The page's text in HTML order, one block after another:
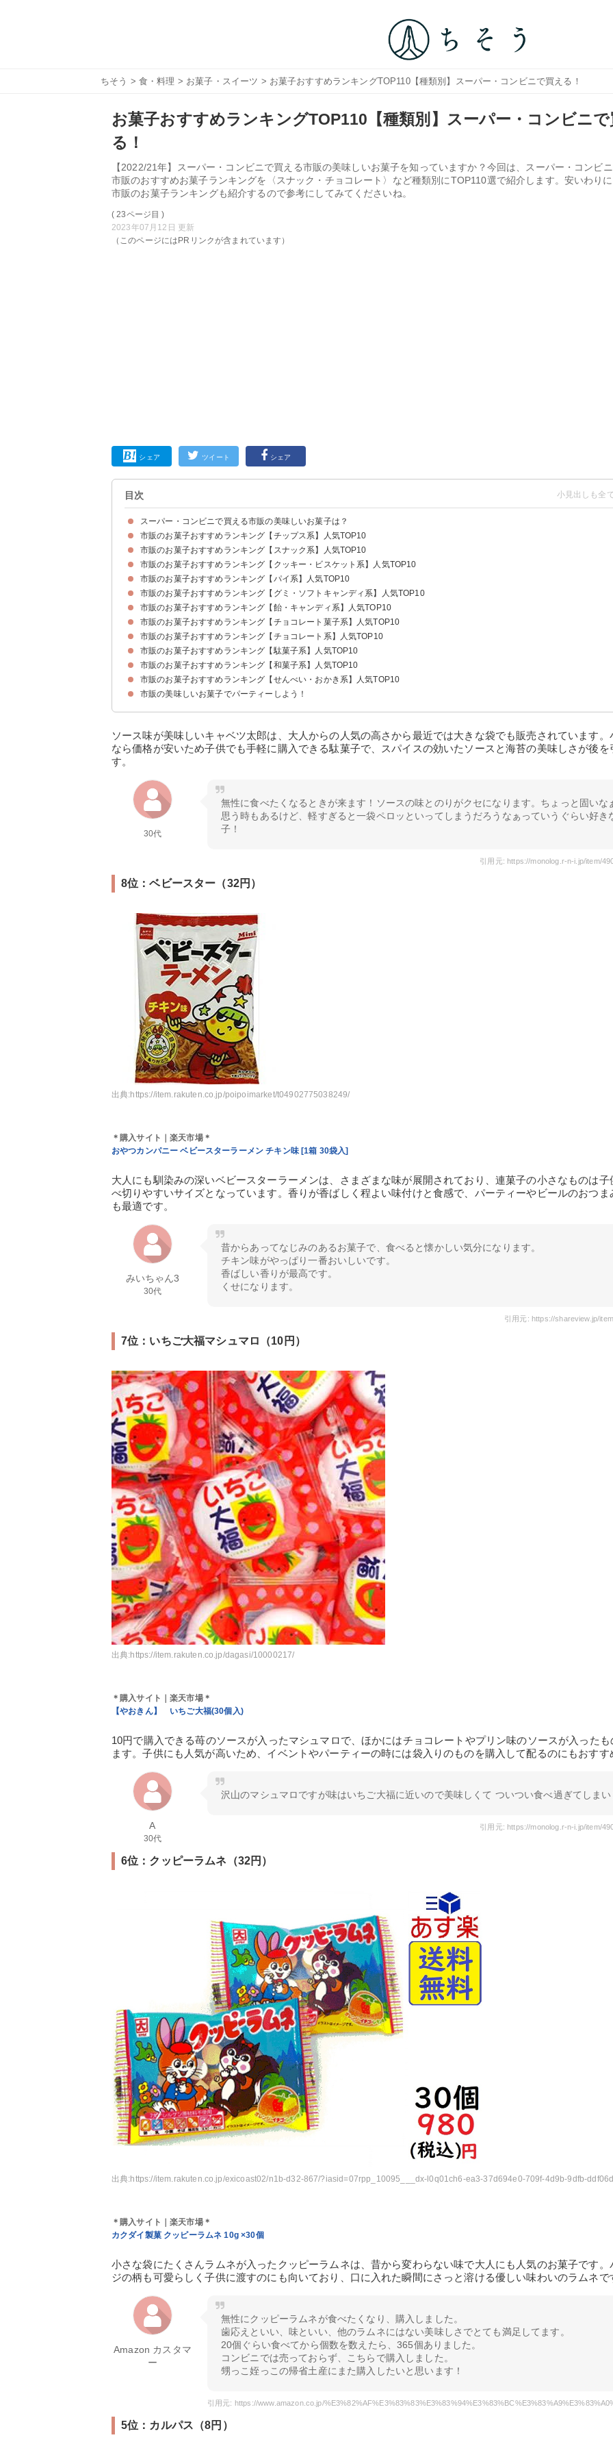
ちそう > 食・料理 > お菓子・スイーツ > お菓子おすすめランキングTOP110【種類別】スーパー・コンビニで買える！
お菓子おすすめランキングTOP110【種類別】スーパー・コンビニで
る！
【2022/21年】スーパー・コンビニで買える市販の美味しいお菓子を知っていますか？今回は、スーパー・コンビ
市販のおすすめお菓子ランキングを〈スナック・チョコレート〉など種類別にTOP110選で紹介します。安いわり
市販のお菓子ランキングも紹介するので参考にしてみてくださいね。
( 23ページ目 )
2023年07月12日 更新
（このページにはPRリンクが含まれています）
シェア ツイート シェア
目次
スーパー・コンビニで買える市販の美味しいお菓子は？
市販のお菓子おすすめランキング【チップス系】人気TOP10
10位：じゃがいも心地（131円）
9位：ポテトチップスのり塩（131円）
8位：ポテトチップスクリスプ（95円）
7位：ハンターポテトチップス（429円）
6位：すっぱムーチョ（129円）
5位：ピザポテト（134円）
4位：チップスター（213円）
3位：堅あげポテトうすしお味（126円）
2位：プリングルス（259円）
1位：ポテトチップスコンソメパンチ（108円）
市販のお菓子おすすめランキング【スナック系】人気TOP10
10位：おさつどきっ（105円）
9位：カラムーチョ（106円）
8位：ポリンキー（82円）
7位：かっぱえびせん（185円）
6位：じゃがビー（136円）
5位：ミーノ（374円）
4位：ポテコ（97円）
3位：マイクポップコーン（116円）
2位：プリッツ熟トマト（289円）
1位：じゃがりこサラダ味（105円）
市販のお菓子おすすめランキング【クッキー・ビスケット系】人気TOP10
10位：オールレーズン（324円）
9位：いちごのタルト（213円）
8位：マリービスケット（170円）
7位：イトーヤチョコチップクッキー（216円）
6位：チョイス（160円）
5位：ブランチュール（297円）
4位：カントリーマアム（356円）
3位：プチいちごビスケット（73円）
2位：ノアール（237円）
1位：ムーンライト（213円）
市販のお菓子おすすめランキング【パイ系】人気TOP10
10位：マリーで仕立てたマシュマロケーキ（245円）
9位：ムーンライトソフトケーキ（280円）
8位：ピーチブラン（324円）
7位：シルベーヌ（315円）
6位：ピンクチョコパイ贅沢いちご（128円）
5位：W白桃のカスタードケーキ（324円）
4位：エンゼルパイ（369円）
３位：ふんわりプチケーキ（220円）
2位：ガトーショコラ（277円）
1位：チョコパイ（415円）
市販のお菓子おすすめランキング【グミ・ソフトキャンディ系】人気TOP10
10位：ハリボコーラ味（192円）
9位：果汁グミ（375円）
8位：フェットチーネグミ（129円）
7位：ちびサワー（178円）
6位：ピュレグミ（280円）
5位：コグミ（125円）
4位：男梅グミ（123円）
3位：カンデミーナ（307円）
2位：ハイチュウ（182円）
1位：コーラアップ（198円）
市販のお菓子おすすめランキング【飴・キャンディ系】人気TOP10
10位：金のミルクキャンディ（245円）
9位：じゃんじゃかソーダ（194円）
8位：色えんぴつキャンディー（192円）
7位：スーパーレモン（188円）
6位：いちごみるく（210円）
5位：キュービィロップ（172円）
4位：ポップキャンディ（864円）
3位：ミルキー（181円）
2位：小梅（162円）
1位：チュッパチャプス（30円）
市販のお菓子おすすめランキング【チョコレート菓子系】人気TOP10
10位：さくさくぱんだ（329円）
9位：パキーラ（96円）
8位：アルフォート（298円）
7位：チョコリエール（128円）
6位：たけのこの里（213円）
5位：コアラのマーチ（394円）
4位：ホルン（204円）
3位：ポッキー極細（160円）
2位：パイの実（417円）
1位：ルマンド（128円）
市販のお菓子おすすめランキング【チョコレート系】人気TOP10
10位：メルティーキッス（270円）
9位：グリコアーモンドピーク（205円）
8位：チロルチョコレート（21円）
7位：ルック（116円）
6位：バッカス（140円）
5位：ブラックサンダー（30円）
4位：ダース（86円）
3位：マーブルチョコレート（120円）
2位：神戸ショコラバンホーテンブレンド（207円）
1位：明治ミルクチョコレート（118円）
市販のお菓子おすすめランキング【駄菓子系】人気TOP10
10位：ビッグカツ（31円）
9位：キャベツ太郎（97円）
8位：ベビースター（32円）
7位：いちご大福マシュマロ（10円）
6位：クッピーラムネ（32円）
5位：カルパス（8円）
4位：いちご餅（28円）
3位：ハイエイトチョコレート（40円）
2位：ポテトフライ（35円）
1位：うまい棒（12円）
市販のお菓子おすすめランキング【和菓子系】人気TOP10
10位：ヤマザキミニ羊羹（71円）
9位：どら焼き（170円）
8位：井村屋カステラ（342円）
7位：もっちりたい焼き（64円）
6位：小倉ぱい（308円）
5位：もみじ饅頭（130円）
4位：鈴カステラ（96円）
3位：しきしまのふーちゃんふ菓子（224円）
2位：土佐の芋けんぴ（375円）
1位：練蜜かりんとう（248円）
市販のお菓子おすすめランキング【せんべい・おかき系】人気TOP10
10位：星たべよ（159円）
9位：味調べ（183円）
8位：まがりせんべい（177円）
7位：カレーせん（207円）
6位：チーズおかき（295円）
5位：ぬれおかき（100円）
4位：きなこ餅（270円）
3位：ぽたぽた焼（232円）
2位：ばかうけ（370円）
1位：ハッピーターン（181円）
市販の美味しいお菓子でパーティーしよう！
ソース味が美味しいキャベツ太郎は、大人からの人気の高さから最近では大きな袋でも販売されています。
なら価格が安いため子供でも手軽に購入できる駄菓子で、スパイスの効いたソースと海苔の美味しさが後を
す。
30代
無性に食べたくなるときが来ます！ソースの味とのりがクセになります。ちょっと固いな
思う時もあるけど、軽すぎると一袋ペロッといってしまうだろうなぁっていうぐらい好き
子！
引用元: https://monolog.r-n-i.jp/item/
8位：ベビースター（32円）
出典:https://item.rakuten.co.jp/poipoimarket/t04902775038249/
＊購入サイト｜楽天市場＊
おやつカンパニー ベビースターラーメン チキン味 [1箱 30袋入]
大人にも馴染みの深いベビースターラーメンは、さまざまな味が展開されており、連菓子の小さなものは子
べ切りやすいサイズとなっています。香りが香ばしく程よい味付けと食感で、パーティーやビールのおつま
も最適です。
みいちゃん3
30代
昔からあってなじみのあるお菓子で、食べると懐かしい気分になります。
チキン味がやっぱり一番おいしいです。
香ばしい香りが最高です。
くせになります。
引用元: https://shareview.jp/
7位：いちご大福マシュマロ（10円）
出典:https://item.rakuten.co.jp/dagasi/10000217/
＊購入サイト｜楽天市場＊
【やおきん】 いちご大福(30個入)
10円で購入できる苺のソースが入ったマシュマロで、ほかにはチョコレートやプリン味のソースが入ったも
ます。子供にも人気が高いため、イベントやパーティーの時には袋入りのものを購入して配るのにもおすす
A
30代
沢山のマシュマロですが味はいちご大福に近いので美味しくて ついつい食べ過ぎてしまい
引用元: https://monolog.r-n-i.jp/item/
6位：クッピーラムネ（32円）
出典:https://item.rakuten.co.jp/exicoast02/n1b-d32-867/?iasid=07rpp_10095___dx-l0q01ch6-ea3-37d694e0-709f-4d9b-9dfb-
＊購入サイト｜楽天市場＊
カクダイ製菓 クッピーラムネ 10g ×30個
小さな袋にたくさんラムネが入ったクッピーラムネは、昔から変わらない味で大人にも人気のお菓子です。
ジの柄も可愛らしく子供に渡すのにも向いており、口に入れた瞬間にさっと溶ける優しい味わいのラムネで
Amazon カスタマ
ー
無性にクッピーラムネが食べたくなり、購入しました。
歯応えといい、味といい、他のラムネにはない美味しさでとても満足してます。
20個ぐらい食べてから個数を数えたら、365個ありました。
コンビニでは売っておらず、こちらで購入しました。
甥っこ姪っこの帰省土産にまた購入したいと思います！
5位：カルパス（8円）